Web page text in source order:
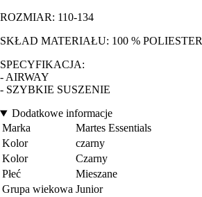
ROZMIAR: 110-134
SKŁAD MATERIAŁU: 100 % POLIESTER
SPECYFIKACJA:
- AIRWAY
- SZYBKIE SUSZENIE
Dodatkowe informacje
Marka
Martes Essentials
Kolor
czarny
Kolor
Czarny
Płeć
Mieszane
Grupa wiekowa Junior